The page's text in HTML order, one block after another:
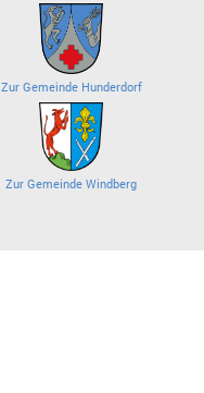
Zur Gemeinde Hunderdorf
Zur Gemeinde Windberg